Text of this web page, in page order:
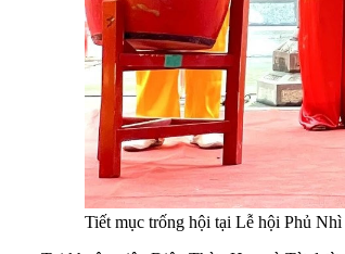
Tiết mục trống hội tại Lễ hội Phủ